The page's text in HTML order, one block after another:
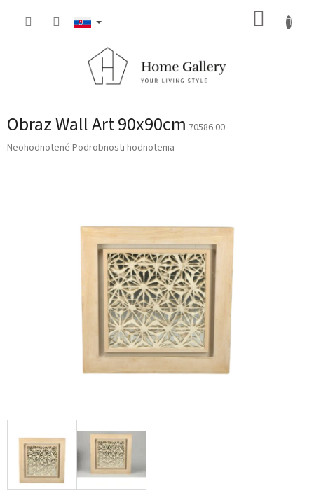
Obraz Wall Art 90x90cm 70586.00
Priemerné
Neohodnotené Podrobnosti hodnotenia